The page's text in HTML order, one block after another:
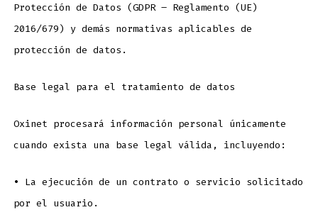
Protección de Datos (GDPR – Reglamento (UE)
2016/679) y demás normativas aplicables de
protección de datos.
Base legal para el tratamiento de datos
Oxinet procesará información personal únicamente
cuando exista una base legal válida, incluyendo:
• La ejecución de un contrato o servicio solicitado
por el usuario.